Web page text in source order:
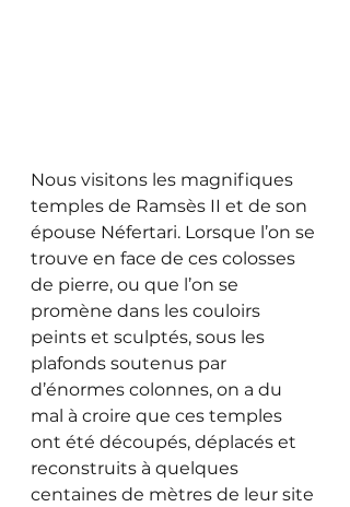
Nous visitons les magnifiques
temples de Ramsès II et de son
épouse Néfertari. Lorsque l’on se
trouve en face de ces colosses
de pierre, ou que l’on se
promène dans les couloirs
peints et sculptés, sous les
plafonds soutenus par
d’énormes colonnes, on a du
mal à croire que ces temples
ont été découpés, déplacés et
reconstruits à quelques
centaines de mètres de leur site